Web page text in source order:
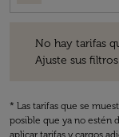
No hay tarifas
Ajuste sus filtros.
* Las tarifas que se
posible que ya no estén
aplicar tarifas y cargos